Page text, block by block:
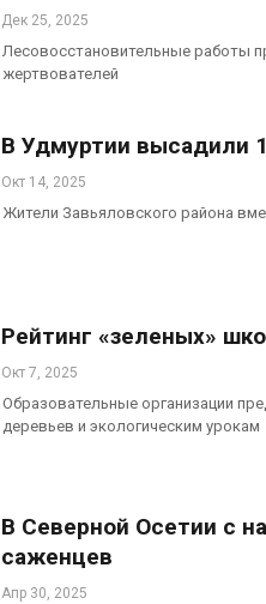
Дек 25, 2025
Лесовосстановительные работы
жертвователей
В Удмуртии высадили
Окт 14, 2025
Жители Завьяловского района
Рейтинг «зеленых»
Окт 7, 2025
Образовательные организации
деревьев и экологическим урокам
В Северной Осетии с
саженцев
Апр 30, 2025